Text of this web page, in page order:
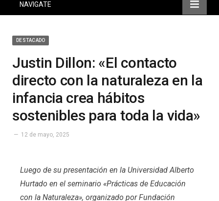
NAVIGATE
DESTACADO
Justin Dillon: «El contacto
directo con la naturaleza en la
infancia crea hábitos
sostenibles para toda la vida»
12 de mayo, 2025
Luego de su presentación en la Universidad Alberto
Hurtado en el seminario «Prácticas de Educación
con la Naturaleza», organizado por Fundación